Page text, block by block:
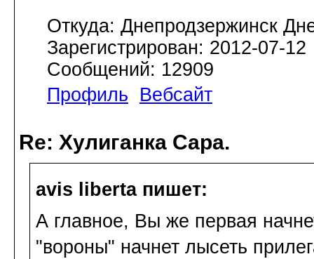
Откуда: Днепродзержинск
Зарегистрирован: 2012-07-12
Сообщений: 12909
Профиль
Вебсайт
Re: Хулиганка Сара.
avis libertа пишет:
А главное, Вы же первая
"вороны" начнет лысеть